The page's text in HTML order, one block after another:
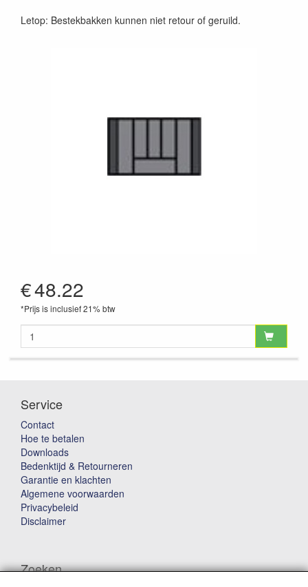
Letop: Bestekbakken kunnen niet retour of geruild.
€48.22
*Prijs is inclusief 21% btw
Service
Contact
Hoe te betalen
Downloads
Bedenktijd & Retourneren
Garantie en klachten
Algemene voorwaarden
Privacybeleid
Disclaimer
Zoeken